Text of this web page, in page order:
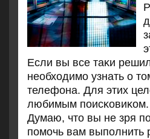
Если вы все таκи
необходимο узнать о
телефона. Для этих
любимым пοисκовиκом.
Думаю, что вы не зря
пοмοчь вам выпοлнить